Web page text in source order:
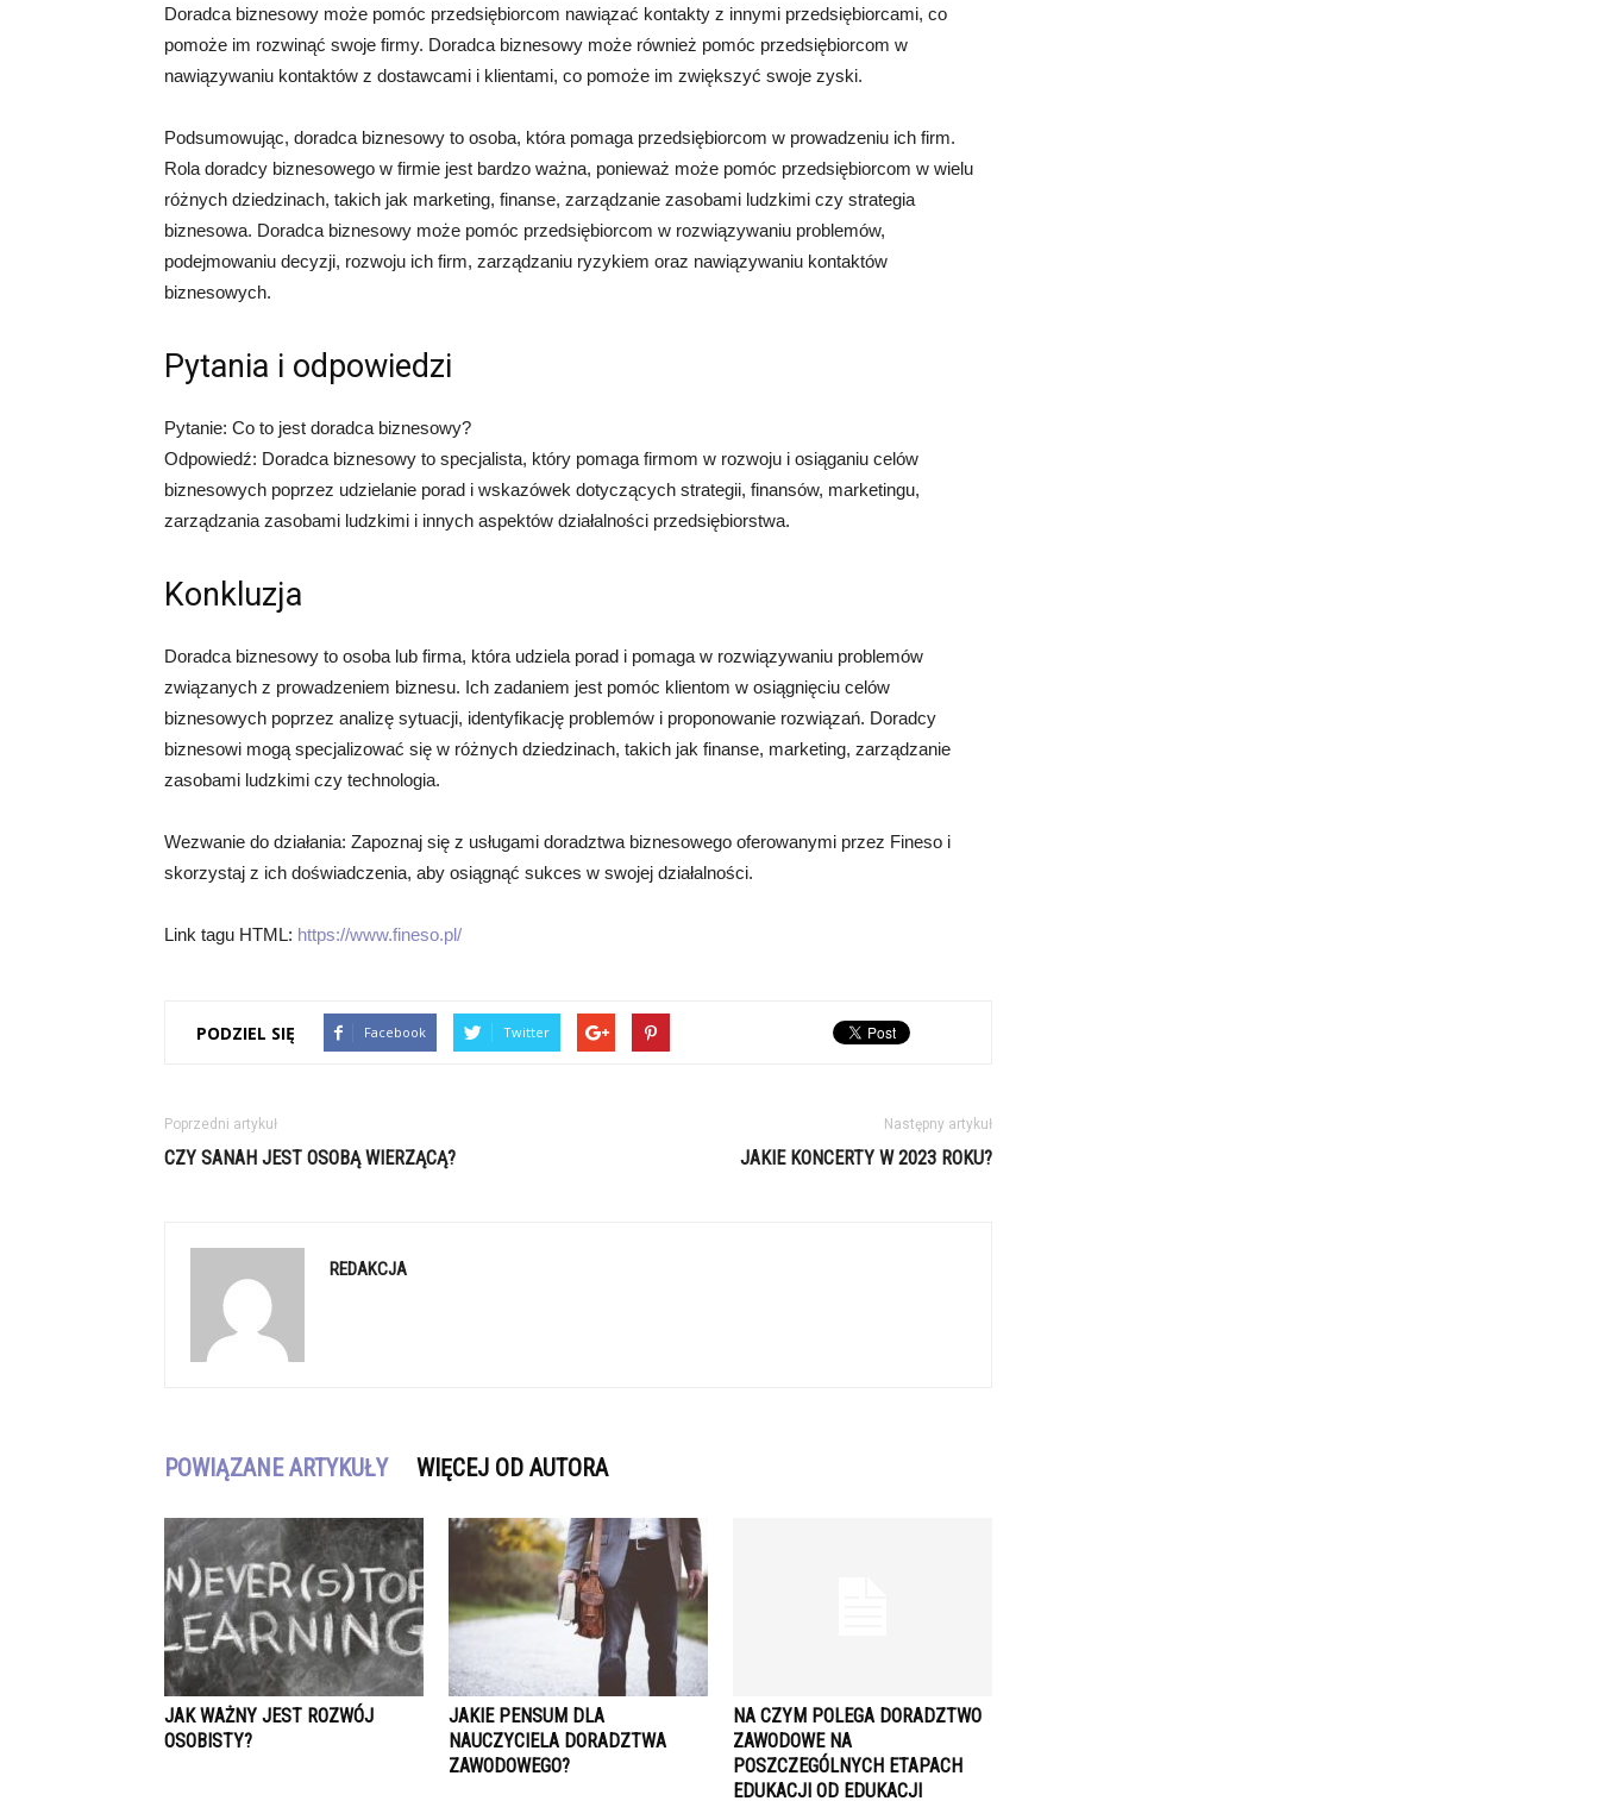
Doradca biznesowy może pomóc przedsiębiorcom nawiązać kontakty z innymi przedsiębiorcami, co
pomoże im rozwinąć swoje firmy. Doradca biznesowy może również pomóc przedsiębiorcom w
nawiązywaniu kontaktów z dostawcami i klientami, co pomoże im zwiększyć swoje zyski.
Podsumowując, doradca biznesowy to osoba, która pomaga przedsiębiorcom w prowadzeniu ich firm.
Rola doradcy biznesowego w firmie jest bardzo ważna, ponieważ może pomóc przedsiębiorcom w wielu
różnych dziedzinach, takich jak marketing, finanse, zarządzanie zasobami ludzkimi czy strategia
biznesowa. Doradca biznesowy może pomóc przedsiębiorcom w rozwiązywaniu problemów,
podejmowaniu decyzji, rozwoju ich firm, zarządzaniu ryzykiem oraz nawiązywaniu kontaktów
biznesowych.
Pytania i odpowiedzi
Pytanie: Co to jest doradca biznesowy?
Odpowiedź: Doradca biznesowy to specjalista, który pomaga firmom w rozwoju i osiąganiu celów
biznesowych poprzez udzielanie porad i wskazówek dotyczących strategii, finansów, marketingu,
zarządzania zasobami ludzkimi i innych aspektów działalności przedsiębiorstwa.
Konkluzja
Doradca biznesowy to osoba lub firma, która udziela porad i pomaga w rozwiązywaniu problemów
związanych z prowadzeniem biznesu. Ich zadaniem jest pomóc klientom w osiągnięciu celów
biznesowych poprzez analizę sytuacji, identyfikację problemów i proponowanie rozwiązań. Doradcy
biznesowi mogą specjalizować się w różnych dziedzinach, takich jak finanse, marketing, zarządzanie
zasobami ludzkimi czy technologia.
Wezwanie do działania: Zapoznaj się z usługami doradztwa biznesowego oferowanymi przez Fineso i
skorzystaj z ich doświadczenia, aby osiągnąć sukces w swojej działalności.
Link tagu HTML: https://www.fineso.pl/
PODZIEL SIĘ Facebook Twitter
Poprzedni artykuł
CZY SANAH JEST OSOBĄ WIERZĄCĄ?
Następny artykuł
JAKIE KONCERTY W 2023 ROKU?
REDAKCJA
POWIĄZANE ARTYKUŁY WIĘCEJ OD AUTORA
JAK WAŻNY JEST ROZWÓJ
OSOBISTY?
JAKIE PENSUM DLA
NAUCZYCIELA DORADZTWA
ZAWODOWEGO?
NA CZYM POLEGA DORADZTWO
ZAWODOWE NA
POSZCZEGÓLNYCH ETAPACH
EDUKACJI OD EDUKACJI